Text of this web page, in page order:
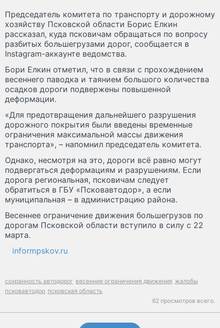
Председатель комитета по транспорту и дорожному
хозяйству Псковской области Борис Елкин
рассказал, куда псковичам обращаться по вопросу
разбитых большегрузами дорог, сообщается в
Instagram-аккаунте ведомства.
Бори Елкин отметил, что в связи с прохождением
весеннего паводка и таянием большого количества
осадков дороги подвержены повышенной
деформации.
«Для предотвращения дальнейшего разрушения
дорожного покрытия были введены временные
ограничения максимальной массы движения
транспорта», – напомнил председатель комитета.
Однако, несмотря на это, дороги всё равно могут
подвергаться деформациям и разрушениям. Если
дорога региональная, псковичам следует
обратиться в ГБУ «Псковавтодор», а если
муниципальная – в администрацию района.
Весеннее ограничение движения большегрузов по
дорогам Псковской области вступило в силу с 22
марта.
informpskov.ru
сохранность автодорог весенние ограничения движения жалобы
псковавтодор псковская область
62 просмотров всего.